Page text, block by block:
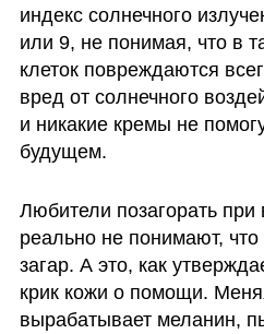
индекс солнечного
или 9, не понимая, что в
клеток повреждаются
вред от солнечного
и никакие кремы не
будущем.
Любители позагорать
реально не понимают,
загар. А это, как
крик кожи о помощи.
вырабатывает меланин,